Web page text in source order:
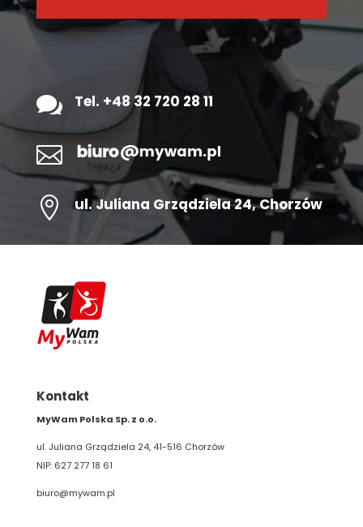
 Tel. +48 32 720 28 11

 ul.Juliana Grządziela 24, Chorzów
Kontakt
MyWam Polska Sp. z o.o.
ul. Juliana Grządziela 24, 41-516 Chorzów
NIP: 627 277 18 61
biuro@mywam.pl